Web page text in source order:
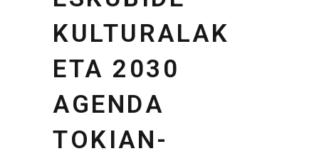
KULTURALAK
ETA 2030
AGENDA
TOKIAN-